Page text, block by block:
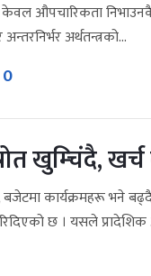
औपचारिकता
अर्थतन्त्रको...
0
खुम्चिंदै,
कार्यक्रमहरू भने
छ । यसले प्रादेशिक